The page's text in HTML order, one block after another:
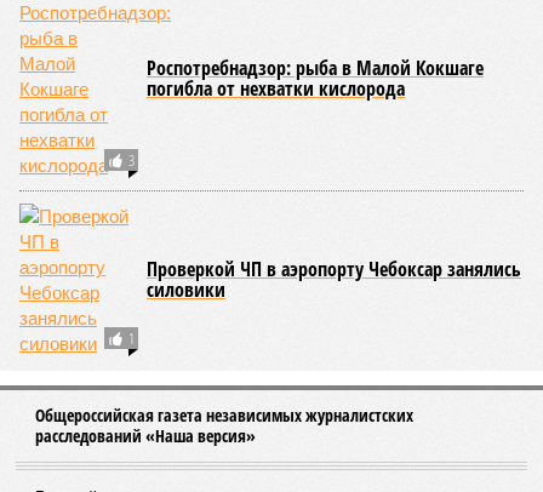
Республика
разместилась на 79
месте в России по
КОММЕНТАРИИ 0
07/08
В Чебоксарах в ближайшие годы не будут
достраивать спуск к заливу
07/08
Два предприятия выплатили долги по зарплате
после вмешательства прокуратуры
06/08
Суд аннулировал ошибочно оформленные кредиты
жителя Чебоксар
05/08
В Чебоксарах снесут 46 строений рядом с
проблемной «Кувшинкой»